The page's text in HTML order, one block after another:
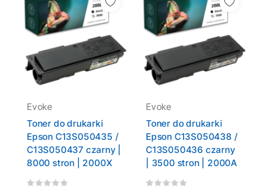
Evoke
Toner do drukarki
Epson C13S050435 /
C13S050437 czarny |
8000 stron | 2000X
Evoke
Toner do drukarki
Epson C13S050438 /
C13S050436 czarny
| 3500 stron | 2000A